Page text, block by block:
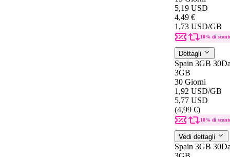
5,19 USD
4,49 €
1,73 USD/GB
10% di
Dettagli
Spain 3GB
3GB
30 Giorni
1,92 USD/GB
5,77 USD
(4,99 €)
10% di
Vedi dettagli
Spain 3GB